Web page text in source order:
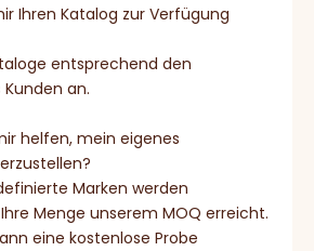
Ihren Katalog zur Verfügung
entsprechend den
an.
helfen, mein eigenes
Marken werden
Menge unserem MOQ erreicht.
eine kostenlose Probe